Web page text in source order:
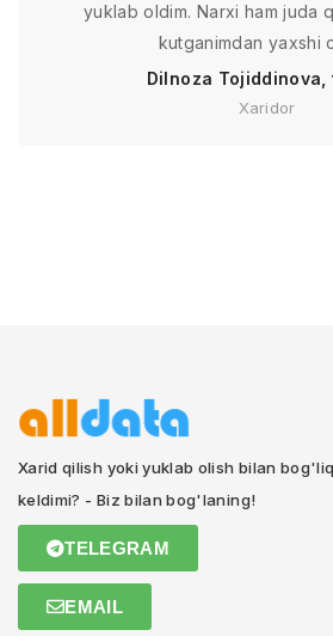
yuklab oldim. Narxi ham juda
kutganimdan yaxshi
Dilnoza Tojiddinova,
Xaridor
Xarid qilish yoki yuklab olish bilan
keldimi? - Biz bilan bog'laning!
TELEGRAM
EMAIL